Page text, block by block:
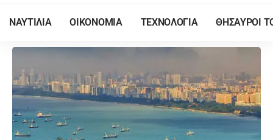
ΝΑΥΤΙΛΙΑ ΟΙΚΟΝΟΜΙΑ ΤΕΧΝΟΛΟΓΙΑ ΘΗΣΑΥΡΟΙ